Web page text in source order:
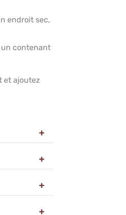
endroit sec,
un contenant
et ajoutez